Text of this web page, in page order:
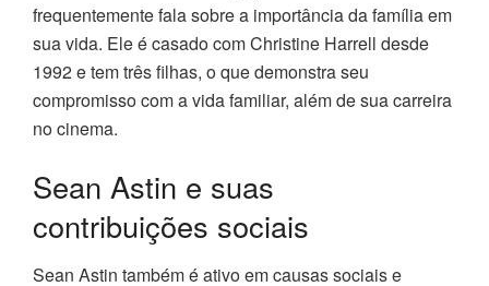
frequentemente fala sobre a importância da família em
sua vida. Ele é casado com Christine Harrell desde
1992 e tem três filhas, o que demonstra seu
compromisso com a vida familiar, além de sua carreira
no cinema.
Sean Astin e suas
contribuições sociais
Sean Astin também é ativo em causas sociais e